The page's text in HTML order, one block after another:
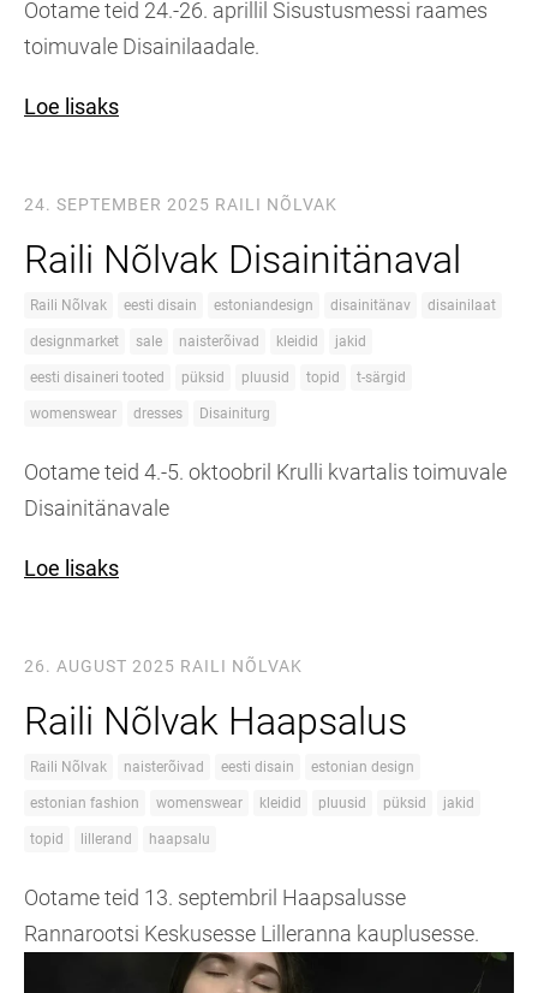
Ootame teid 24.-26. aprillil Sisustusmessi raames
toimuvale Disainilaadale.
Loe lisaks
24. SEPTEMBER 2025 RAILI NÕLVAK
Raili Nõlvak Disainitänaval
Raili Nõlvak eesti disain estoniandesign disainitänav disainilaat
designmarket sale naisterõivad kleidid jakid
eesti disaineri tooted püksid pluusid topid t-särgid
womenswear dresses Disainiturg
Ootame teid 4.-5. oktoobril Krulli kvartalis toimuvale
Disainitänavale
Loe lisaks
26. AUGUST 2025 RAILI NÕLVAK
Raili Nõlvak Haapsalus
Raili Nõlvak naisterõivad eesti disain estonian design
estonian fashion womenswear kleidid pluusid püksid jakid
topid lillerand haapsalu
Ootame teid 13. septembril Haapsalusse
Rannarootsi Keskusesse Lilleranna kauplusesse.